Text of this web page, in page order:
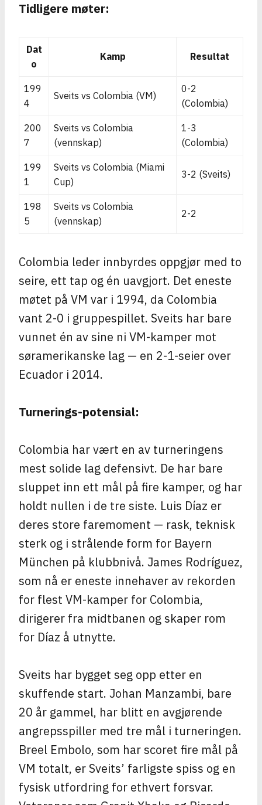
Tidligere møter:
Dat
o
Kamp Resultat
199
4
Sveits vs Colombia (VM)
0-2
(Colombia)
200
7
Sveits vs Colombia
(vennskap)
1-3
(Colombia)
199
1
Sveits vs Colombia (Miami
Cup)
3-2 (Sveits)
198
5
Sveits vs Colombia
(vennskap)
2-2
Colombia leder innbyrdes oppgjør med to
seire, ett tap og én uavgjort. Det eneste
møtet på VM var i 1994, da Colombia
vant 2-0 i gruppespillet. Sveits har bare
vunnet én av sine ni VM-kamper mot
søramerikanske lag — en 2-1-seier over
Ecuador i 2014.
Turnerings-potensial:
Colombia har vært en av turneringens
mest solide lag defensivt. De har bare
sluppet inn ett mål på fire kamper, og har
holdt nullen i de tre siste. Luis Díaz er
deres store faremoment — rask, teknisk
sterk og i strålende form for Bayern
München på klubbnivå. James Rodríguez,
som nå er eneste innehaver av rekorden
for flest VM-kamper for Colombia,
dirigerer fra midtbanen og skaper rom
for Díaz å utnytte.
Sveits har bygget seg opp etter en
skuffende start. Johan Manzambi, bare
20 år gammel, har blitt en avgjørende
angrepsspiller med tre mål i turneringen.
Breel Embolo, som har scoret fire mål på
VM totalt, er Sveits’ farligste spiss og en
fysisk utfordring for ethvert forsvar.